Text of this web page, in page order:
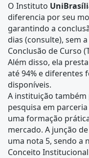
O Instituto
diferencia por seu
garantindo a
dias (consulte), sem
Conclusão de Curso
Além disso, ela
até 94% e diferentes
disponíveis.
A instituição
pesquisa em
uma formação
mercado. A junção
uma nota 5, sendo a
Conceito Institucional